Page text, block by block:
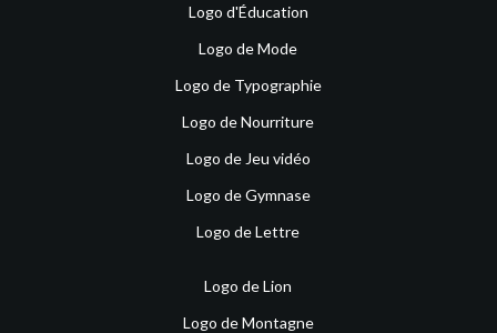
Logo d'Éducation
Logo de Mode
Logo de Typographie
Logo de Nourriture
Logo de Jeu vidéo
Logo de Gymnase
Logo de Lettre
Logo de Lion
Logo de Montagne